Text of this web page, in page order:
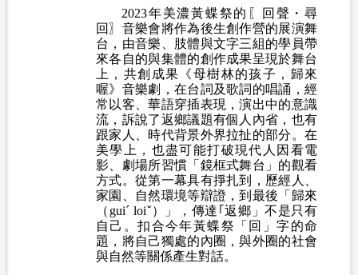
2023年美濃黃蝶祭的〖回聲・尋
回〗音樂會將作為後生創作營的展演舞
台，由音樂、肢體與文字三組的學員帶
來各自的與集體的創作成果呈現於舞台
上， 共創成果《母樹林的孩子，歸來
喔》音樂劇，在台詞及歌詞的唱誦，經
常以客、華語穿插表現，演出中的意識
流，訴說了返鄉議題有個人內省，也有
跟家人、時代背景外界拉扯的部分。在
美學上，也盡可能打破現代人因看電
影、劇場所習慣「鏡框式舞台」的觀看
方式。從第一幕具有掙扎到，歷經人、
家園、自然環境等辯證，到最後「歸來
（guiˊ loiˇ）」，傳達｢返鄉」不是只有
自己。扣合今年黃蝶祭「回」字的命
題，將自己獨處的內圈，與外圈的社會
與自然等關係產生對話。